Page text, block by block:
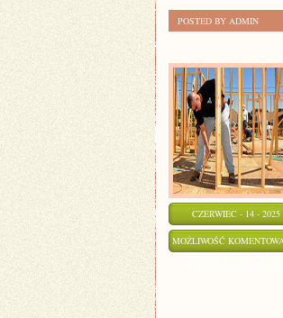
POSTED BY ADMIN
CZERWIEC - 14 - 2025
MOŻLIWOŚĆ